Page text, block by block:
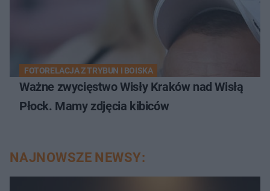
FOTORELACJA Z TRYBUN I BOISKA
Ważne zwycięstwo Wisły Kraków nad Wisłą
Płock. Mamy zdjęcia kibiców
NAJNOWSZE NEWSY: